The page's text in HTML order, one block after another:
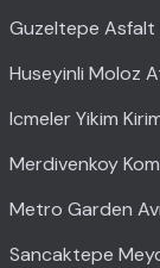
Guzeltepe Asfalt
Huseyinli Moloz
Icmeler Yikim
Merdivenkoy
Metro Garden
Sancaktepe